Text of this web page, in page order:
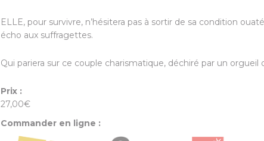
ELLE, pour survivre, n’hésitera pas à sortir de sa condition
écho aux suffragettes.
Qui pariera sur ce couple charismatique, déchiré par un orgueil
Prix :
27,00€
Commander en ligne :